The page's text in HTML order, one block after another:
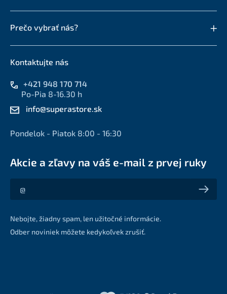
Prečo vybrať nás?
Kontaktujte nás
+421 948 170 714
Po-Pia 8-16.30 h
info@superastore.sk
Pondelok - Piatok 8:00 - 16:30
Akcie a zľavy na váš e-mail z prvej ruky
Akcie a zľavy na váš e-mail z prvej ruky
Nebojte, žiadny spam, len užitočné informácie.
Odber noviniek môžete kedykoľvek zrušiť.